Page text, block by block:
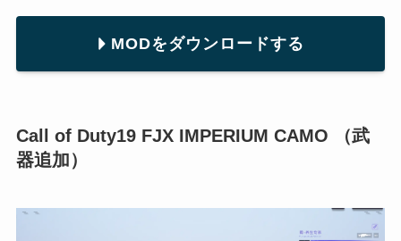
MODをダウンロードする
Call of Duty19 FJX IMPERIUM CAMO （武
器追加）